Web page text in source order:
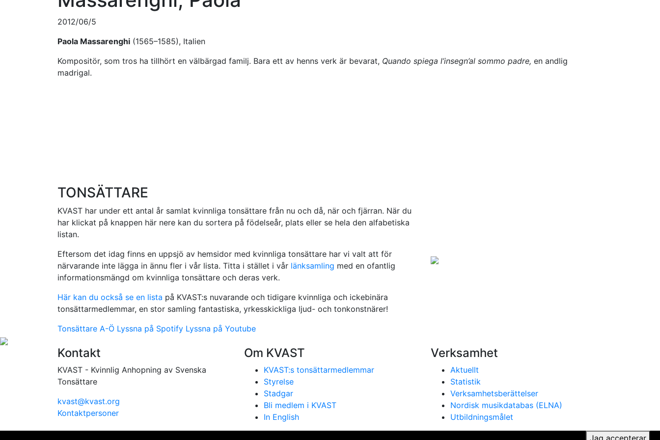
2012/06/5
Paola Massarenghi (1565–1585), Italien
Kompositör, som tros ha tillhört en välbärgad familj. Bara ett av henns verk är bevarat, Quando spiega l’insegn’al sommo padre, en andlig
madrigal.
TONSÄTTARE
KVAST har under ett antal år samlat kvinnliga tonsättare från nu och då, när och fjärran. När du
har klickat på knappen här nere kan du sortera på födelseår, plats eller se hela den alfabetiska
listan.
Eftersom det idag finns en uppsjö av hemsidor med kvinnliga tonsättare har vi valt att för
närvarande inte lägga in ännu fler i vår lista. Titta i stället i vår länksamling med en ofantlig
informationsmängd om kvinnliga tonsättare och deras verk.
Här kan du också se en lista på KVAST:s nuvarande och tidigare kvinnliga och ickebinära
tonsättarmedlemmar, en stor samling fantastiska, yrkesskickliga ljud- och tonkonstnärer!
Tonsättare A-Ö Lyssna på Spotify Lyssna på Youtube
Kontakt
KVAST - Kvinnlig Anhopning av Svenska
Tonsättare
kvast@kvast.org
Kontaktpersoner
Om KVAST
KVAST:s tonsättarmedlemmar
Styrelse
Stadgar
Bli medlem i KVAST
In English
Verksamhet
Aktuellt
Statistik
Verksamhetsberättelser
Nordisk musikdatabas (ELNA)
Utbildningsmålet
Jag accepterar